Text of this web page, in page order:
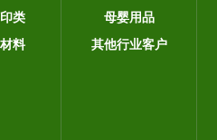
类
料
母婴用品
其他行业客户